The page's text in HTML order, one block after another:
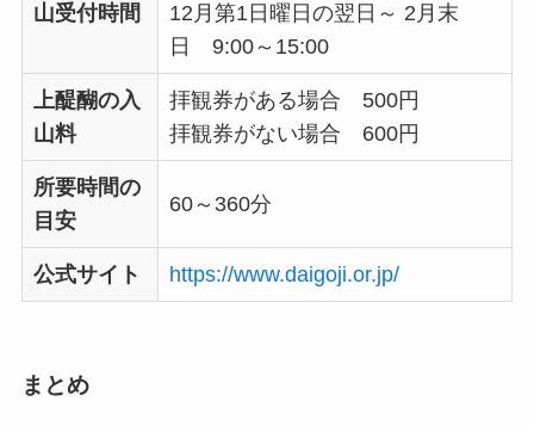
山受付時間
12月第1日曜日の翌日～ 2月末
日 9:00～15:00
上醍醐の入
山料
拝観券がある場合 500円
拝観券がない場合 600円
所要時間の
目安
60～360分
公式サイト https://www.daigoji.or.jp/
まとめ